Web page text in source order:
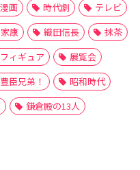
漫画 時代劇
テレビ
康 織田信長
抹茶
フィギュア
展覧会
豊臣兄弟！
昭和時代
鎌倉殿の13人